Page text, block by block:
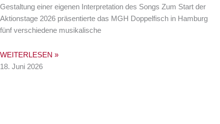
Gestaltung einer eigenen Interpretation des Songs Zum Start der
Aktionstage 2026 präsentierte das MGH Doppelfisch in Hamburg
fünf verschiedene musikalische
WEITERLESEN »
18. Juni 2026